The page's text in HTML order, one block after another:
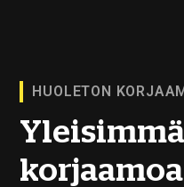
HUOLETON